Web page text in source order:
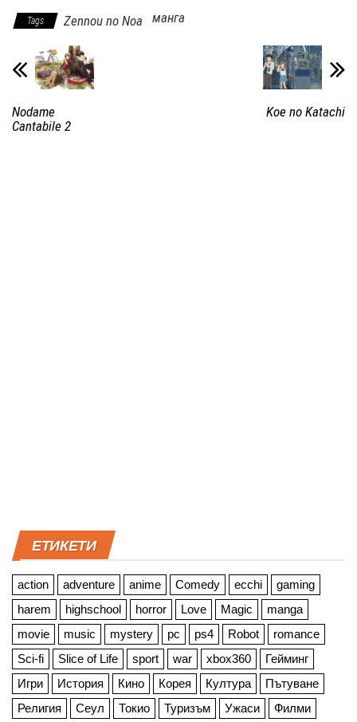
Tags Zennou no Noa манга
Nodame
Cantabile 2
Koe no Katachi
ЕТИКЕТИ
action adventure anime Comedy ecchi
gaming
harem
highschool horror Love Magic
manga
movie
music mystery pc ps4 Robot
romance
Sci-fi
Slice of Life sport war xbox360
Гейминг
Игри
История Кино Корея Култура
Пътуване
Религия
Сеул Токио Туризъм Ужаси Филми